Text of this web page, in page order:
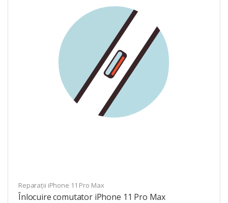
Reparații iPhone 11 Pro Max
Înlocuire comutator iPhone 11 Pro Max